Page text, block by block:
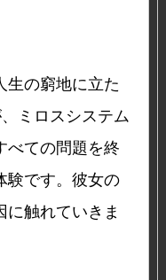
生の窮地に立た
ミロスシステム
べての問題を終
験です。彼女の
触れていきま